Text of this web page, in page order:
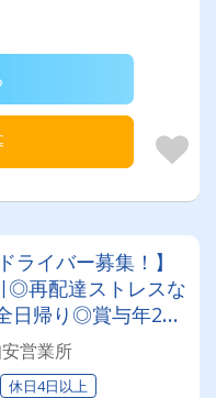
ライバー募集！】
◎再配達ストレスな
日帰り◎賞与年2回
境です！★研修充
営業所
休日4日以上